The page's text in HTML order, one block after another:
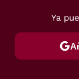
POSTRES
Ya